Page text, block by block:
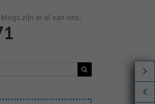
zijn er al van ons: